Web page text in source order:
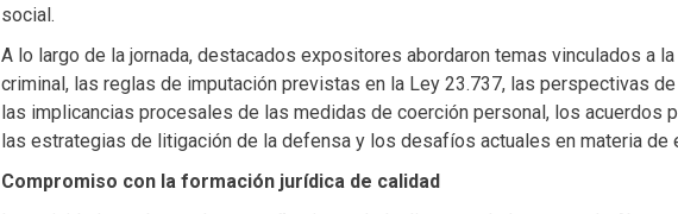
social.
A lo largo de la jornada, destacados expositores abordaron temas vinculados a
criminal, las reglas de imputación previstas en la Ley 23.737, las perspectivas
las implicancias procesales de las medidas de coerción personal, los acuerdos
las estrategias de litigación de la defensa y los desafíos actuales en materia de
Compromiso con la formación jurídica de calidad